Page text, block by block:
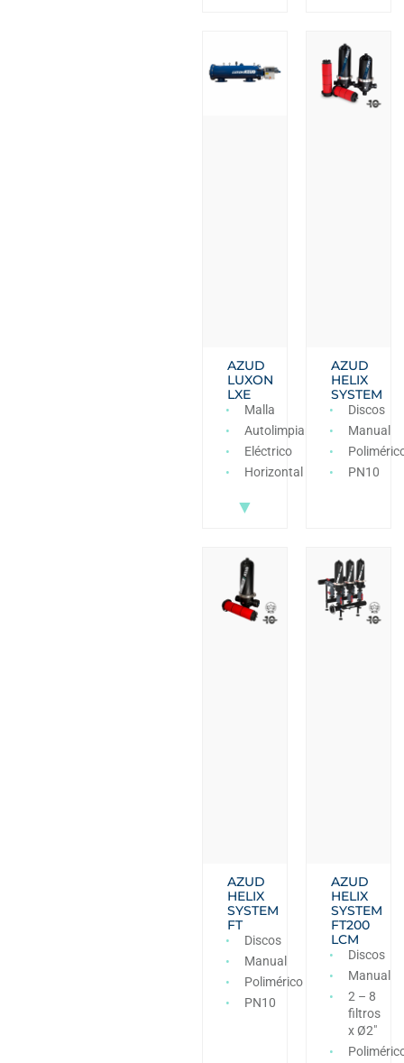
AZUD
LUXON
LXE
Malla
Autolimpiante
Eléctrico
Horizontal
▼
AZUD
HELIX
SYSTEM
Discos
Manual
PN10
AZUD
HELIX
SYSTEM
FT
Discos
Manual
Polimérico
PN10
AZUD
HELIX
SYSTEM
FT200
LCM
Discos
Manual
2 – 8
filtros
x Ø2″